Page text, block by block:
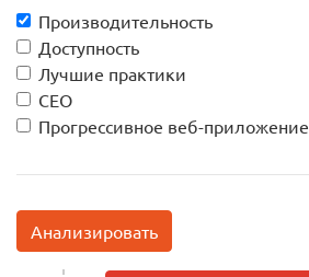
Производительность
Доступность
Лучшие практики
СЕО
Прогрессивное веб-приложение
Анализировать